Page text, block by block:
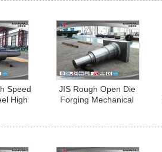
Speed
High
JIS Rough Open Die
Forging Mechanical